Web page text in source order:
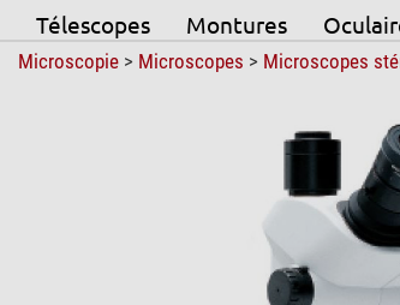
Télescopes Montures
Microscopie> Microscopes > Microscopes